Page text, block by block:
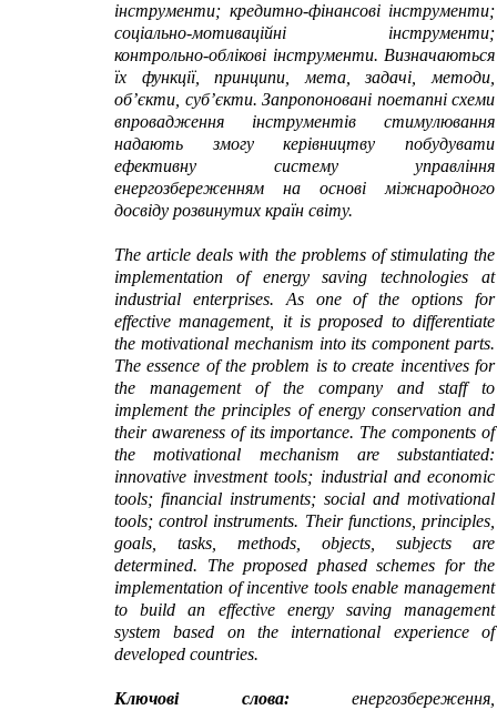
інструменти; кредитно-фінансові інструменти;
соціально-мотиваційні інструменти;
контрольно-облікові інструменти. Визначаються
їх функції, принципи, мета, задачі, методи,
об’єкти, суб’єкти. Запропоновані поетапні схеми
впровадження інструментів стимулювання
надають змогу керівництву побудувати
ефективну систему управління
енергозбереженням на основі міжнародного
досвіду розвинутих країн світу.
The article deals with the problems of stimulating the
implementation of energy saving technologies at
industrial enterprises. As one of the options for
effective management, it is proposed to differentiate
the motivational mechanism into its component parts.
The essence of the problem is to create incentives for
the management of the company and staff to
implement the principles of energy conservation and
their awareness of its importance. The components of
the motivational mechanism are substantiated:
innovative investment tools; industrial and economic
tools; financial instruments; social and motivational
tools; control instruments. Their functions, principles,
goals, tasks, methods, objects, subjects are
determined. The proposed phased schemes for the
implementation of incentive tools enable management
to build an effective energy saving management
system based on the international experience of
developed countries.
Ключові слова: енергозбереження,